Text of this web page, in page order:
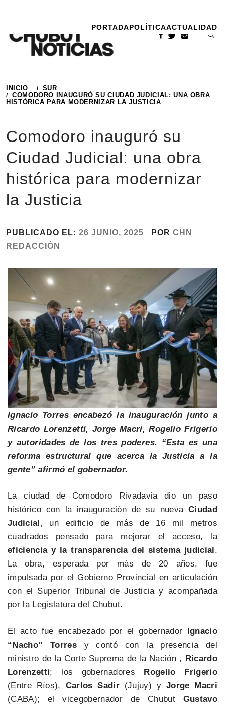
contenido
PORTADAPOLÍTICAACTUALIDAD
INICIO
SUR
COMODORO INAUGURÓ SU CIUDAD JUDICIAL: UNA OBRA
HISTÓRICA PARA MODERNIZAR LA JUSTICIA
Comodoro inauguró su
Ciudad Judicial: una obra
histórica para modernizar
la Justicia
PUBLICADO EL: 26 JUNIO, 2025 POR CHN
REDACCIÓN
Ignacio Torres encabezó la inauguración junto a
Ricardo Lorenzetti, Jorge Macri, Rogelio Frigerio
y autoridades de los tres poderes. “Esta es una
reforma estructural que acerca la Justicia a la
gente” afirmó el gobernador.
La ciudad de Comodoro Rivadavia dio un paso
histórico con la inauguración de su nueva Ciudad
Judicial, un edificio de más de 16 mil metros
cuadrados pensado para mejorar el acceso, la
eficiencia y la transparencia del sistema judicial.
La obra, esperada por más de 20 años, fue
impulsada por el Gobierno Provincial en articulación
con el Superior Tribunal de Justicia y acompañada
por la Legislatura del Chubut.
El acto fue encabezado por el gobernador Ignacio
“Nacho” Torresy contó con la presencia del
ministro de la Corte Suprema de la Nación , Ricardo
Lorenzetti; los gobernadores Rogelio Frigerio
(Entre Ríos), Carlos Sadir (Jujuy) y Jorge Macri
(CABA); el vicegobernador de Chubut Gustavo